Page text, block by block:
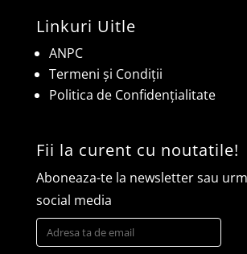
Linkuri Uitle
ANPC
Termeni și Condiții
Politica de Confidențialitate
Fii la curent cu noutatile!
Aboneaza-te la newsletter sau
social media